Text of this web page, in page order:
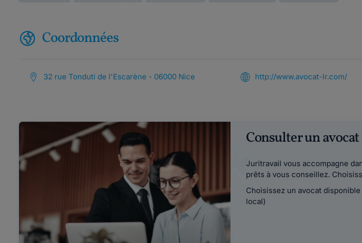
Coordonnées
32 rue Tonduti de l'Escarène - 06000 Nice http://www.avocat-lr.com/
Consulter un avocat
Juritravail vous accompagne
prêts à vous conseillez.
Choisissez un avocat
local)